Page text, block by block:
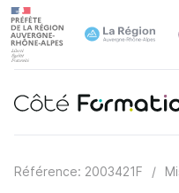
Référence: 2003421F /